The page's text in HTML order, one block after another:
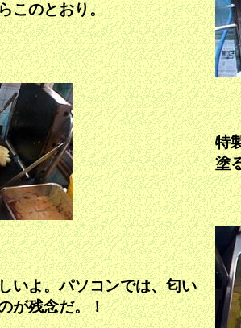
このとおり。
特
塗
いよ。パソコンでは、匂い
が残念だ。！